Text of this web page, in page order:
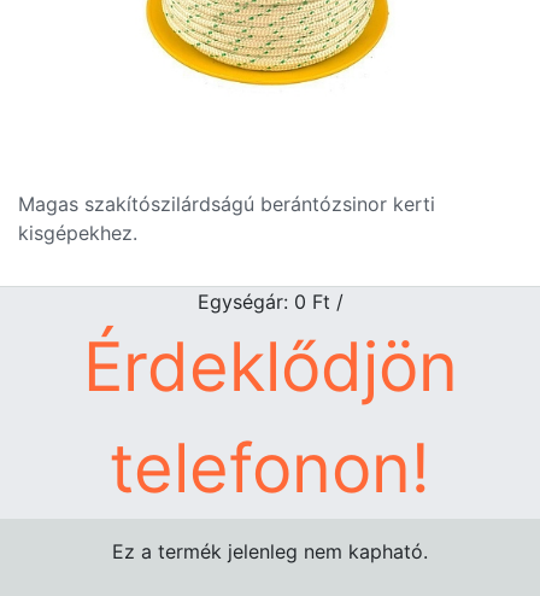
Magas szakítószilárdságú berántózsinor kerti
kisgépekhez.
Egységár: 0 Ft /
Érdeklődjön
telefonon!
Ez a termék jelenleg nem kapható.